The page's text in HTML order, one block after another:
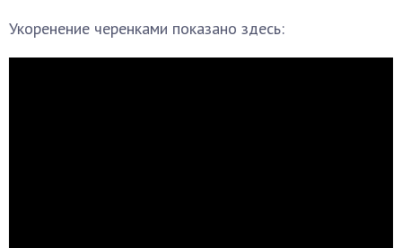
Укоренение черенками показано здесь: